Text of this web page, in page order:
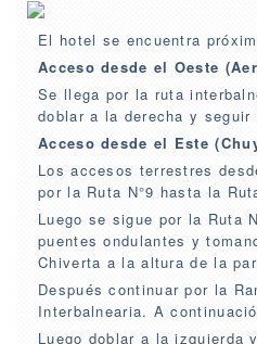
El hotel se encuentra
Acceso desde el Oeste
Se llega por la ruta
doblar a la derecha y seguir
Acceso desde el Este
Los accesos terrestres
por la Ruta N°9 hasta la
Luego se sigue por la Ruta
puentes ondulantes y
Chiverta a la altura de la
Después continuar por la
Interbalnearia. A
Luego doblar a la izquierda